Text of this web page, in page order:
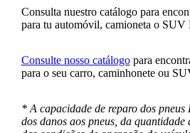
Consulta nuestro catálogo para
para tu automóvil, camioneta o SUV
Consulte nosso catálogopara
para o seu carro, caminhonete ou
* A capacidade de reparo dos
dos danos aos pneus, da quantidade